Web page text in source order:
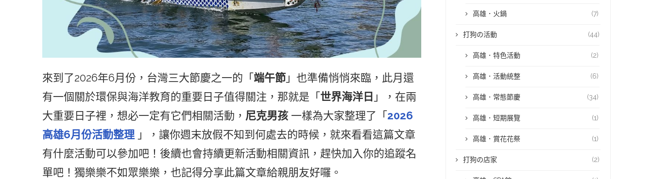
來到了2026年6月份，台灣三大節慶之一的「 端午節 」也準備悄悄來臨，此月還
有一個關於環保與海洋教育的重要日子值得關注，那就是「 世界海洋日 」，在兩
大重要日子裡，想必一定有它們相關活動， 尼克男孩 一樣為大家整理了「 2026
高雄6月份活動整理 」，讓你週末放假不知到何處去的時候，就來看看這篇文章
有什麼活動可以參加吧！後續也會持續更新活動相關資訊，趕快加入你的追蹤名
單吧！獨樂樂不如眾樂樂，也記得分享此篇文章給親朋友好囉。
高雄．火鍋 (7)
打狗の活動 (44)
高雄．特色活動 (2)
高雄．活動統整 (6)
高雄．常態節慶 (34)
高雄．短期展覽 (1)
高雄．賞花花祭 (1)
打狗の店家 (2)